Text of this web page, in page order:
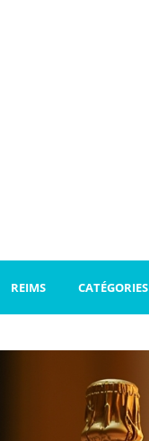
REIMS CATÉGORIES